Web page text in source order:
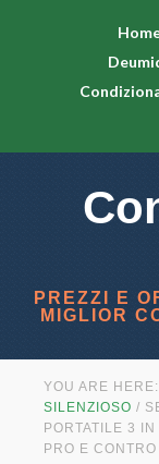
PREZZI E
MIGLIOR
YOU ARE HERE:
SILENZIOSO /
PORTATILE 3
PRO E CONTRO